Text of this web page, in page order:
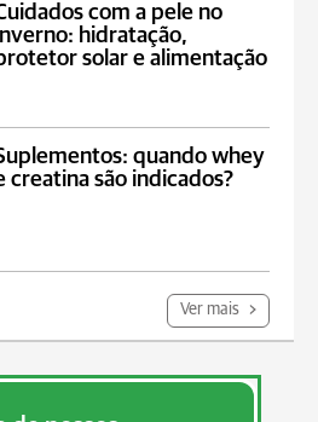
com a pele no
hidratação,
solar e alimentação
quando whey
creatina são indicados?
Ver mais